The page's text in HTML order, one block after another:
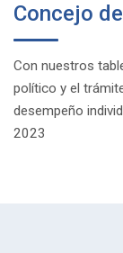
Concejo
Con nuestros
político y el
desempeño
2023